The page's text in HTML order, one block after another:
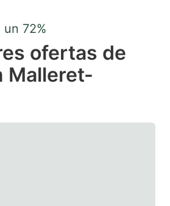
to
get
the
shortcuts
72%
ofertas de
Malleret-